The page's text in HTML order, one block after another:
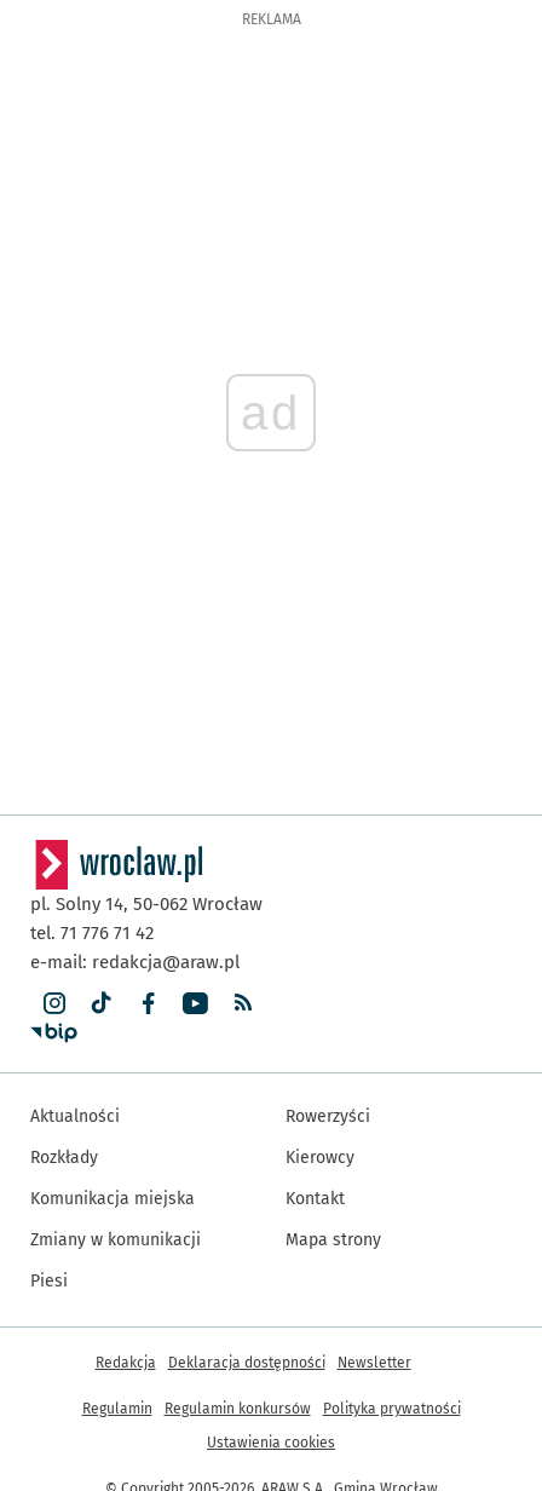
REKLAMA
ad
pl. Solny 14, 50-062 Wrocław
tel. 71 776 71 42
e-mail: redakcja@araw.pl
Aktualności
Rozkłady
Komunikacja miejska
Zmiany w komunikacji
Piesi
Rowerzyści
Kierowcy
Kontakt
Mapa strony
Inne informacje
Redakcja Deklaracja dostępności Newsletter
Regulamin Regulamin konkursów
Polityka prywatności
Ustawienia cookies